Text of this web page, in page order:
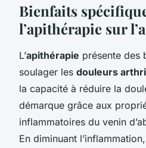
Bienfaits
l’apithérapie sur
L’apithérapie présente des
soulager les douleurs
la capacité à réduire la
démarque grâce aux
inflammatoires du venin
En diminuant